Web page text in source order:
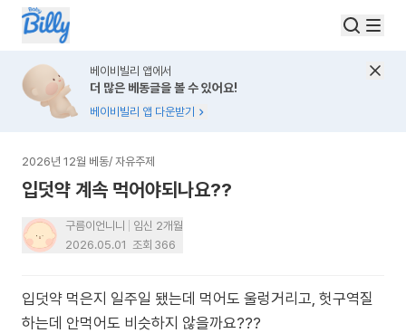
베이비빌리 앱에서
더 많은 베동글을 볼 수 있어요!
베이비빌리 앱 다운받기
2026년 12월 베동/ 자유주제
입덧약 계속 먹어야되나요??
구름이언니니
임신 2개월
2026.05.01 조회 366
입덧약 먹은지 일주일 됐는데 먹어도 울렁거리고, 헛구역질
하는데 안먹어도 비슷하지 않을까요???